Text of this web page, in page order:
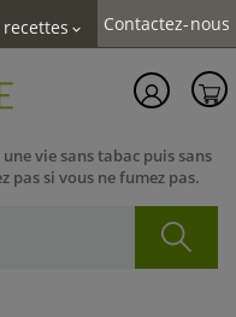
recettes expand_more Contactez-nous
vie sans tabac puis sans
pas si vous ne fumez pas.